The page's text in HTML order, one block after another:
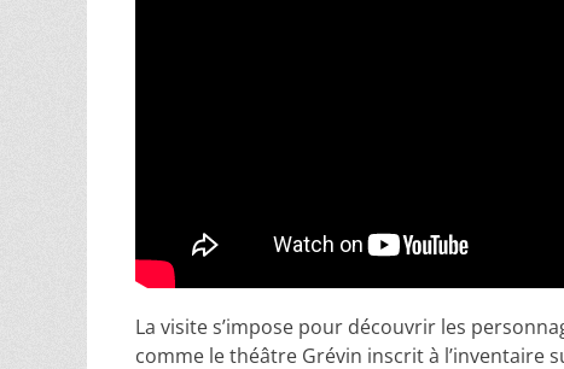
La visite s’impose pour découvrir les
comme le théâtre Grévin inscrit à